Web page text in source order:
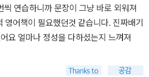
씩 연습하니까 문장이 그냥 바로 외워져
영어책이 필요했던것 같습니다. 진짜배기
요 얼마나 정성을 다하셨는지 느껴져